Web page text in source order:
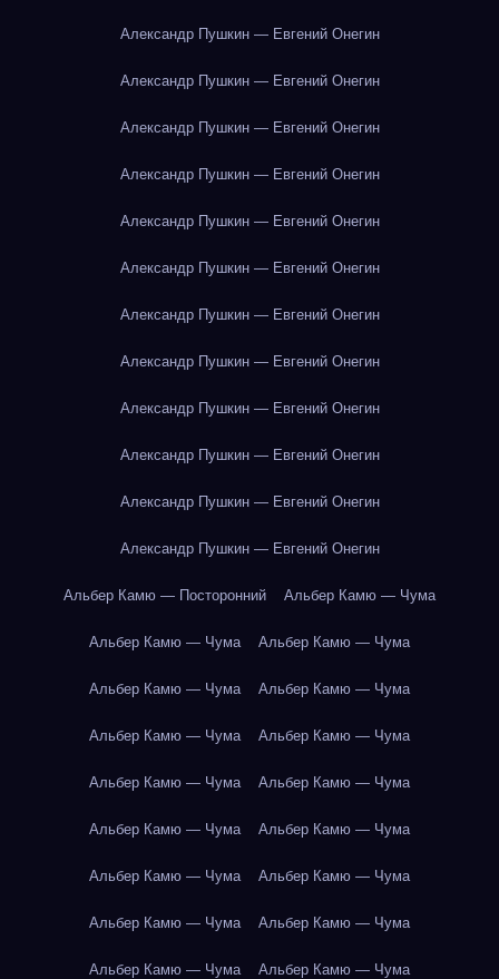
Александр Пушкин — Евгений Онегин
Александр Пушкин — Евгений Онегин
Александр Пушкин — Евгений Онегин
Александр Пушкин — Евгений Онегин
Александр Пушкин — Евгений Онегин
Александр Пушкин — Евгений Онегин
Александр Пушкин — Евгений Онегин
Александр Пушкин — Евгений Онегин
Александр Пушкин — Евгений Онегин
Александр Пушкин — Евгений Онегин
Александр Пушкин — Евгений Онегин
Александр Пушкин — Евгений Онегин
Альбер Камю — Посторонний Альбер Камю — Чума
Альбер Камю — Чума Альбер Камю — Чума
Альбер Камю — Чума Альбер Камю — Чума
Альбер Камю — Чума Альбер Камю — Чума
Альбер Камю — Чума Альбер Камю — Чума
Альбер Камю — Чума Альбер Камю — Чума
Альбер Камю — Чума Альбер Камю — Чума
Альбер Камю — Чума Альбер Камю — Чума
Альбер Камю — Чума Альбер Камю — Чума